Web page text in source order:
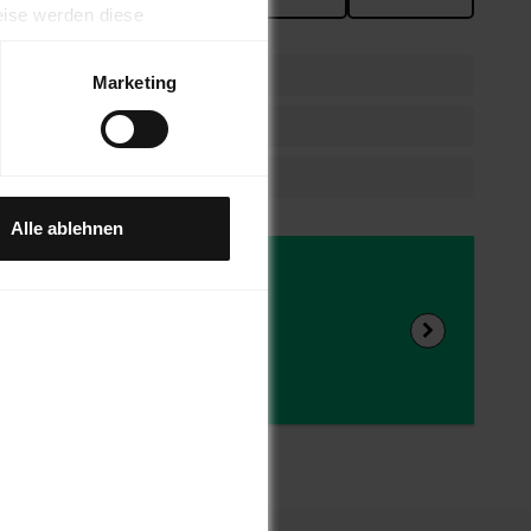
werden diese
Facebook, Instagram und
Marketing
Alle ablehnen
Rückgaberecht